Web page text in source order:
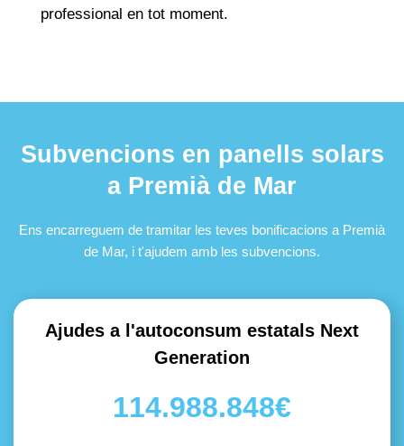
professional en tot moment.
Subvencions en panells solars
a Premià de Mar
Ens encarreguem de tramitar les teves bonificacions a Premià
de Mar, i t'ajudem amb les subvencions.
Ajudes a l'autoconsum estatals Next
Generation
114.988.848€